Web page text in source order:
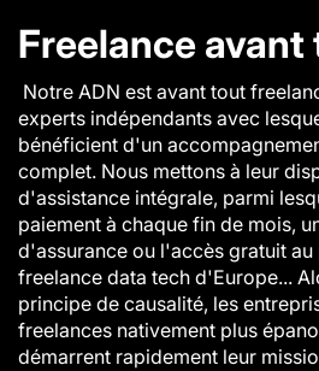
Freelance
Notre ADN est avant tout
experts indépendants avec
bénéficient d'un
complet. Nous mettons à leur
d'assistance intégrale, parmi
paiement à chaque fin de mois,
d'assurance ou l'accès gratuit au
freelance data tech d'Europe...
principe de causalité, les
freelances nativement plus
démarrent rapidement leur